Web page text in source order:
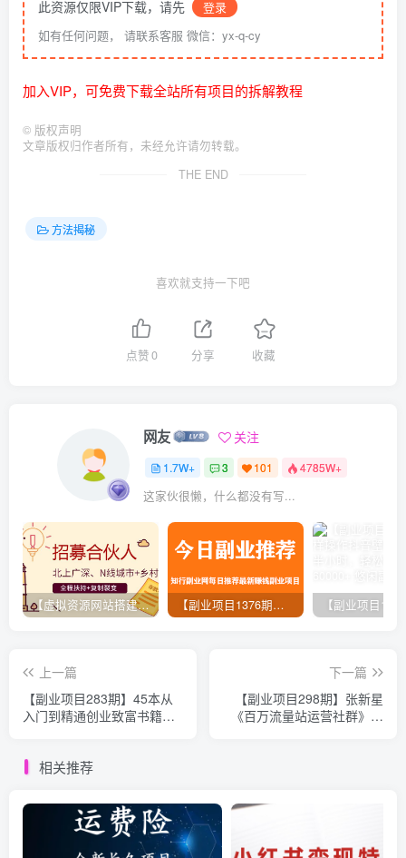
此资源仅限VIP下载，请先
登录
如有任何问题， 请联系客服 微信：yx-q-cy
加入VIP，可免费下载全站所有项目的拆解教程
© 版权声明
文章版权归作者所有，未经允许请勿转载。
THE END
方法揭秘
喜欢就支持一下吧
点赞0 分享 收藏
网友 关注
1.7W+ 3 101 4785W+
这家伙很懒，什么都没有写...
【虚拟资源网站搭建服务】加盟本站系统，做一个和本站一样的独立网站，躺赚的项目 【副业项目1376期】龟课最新闲鱼项目玩法实战教程_全新升级月收益几千到几万
上一篇
【副业项目283期】45本从
入门到精通创业致富书籍
下一篇
【副业项目298期】张新星
《百万流量站运营社群》实
相关推荐